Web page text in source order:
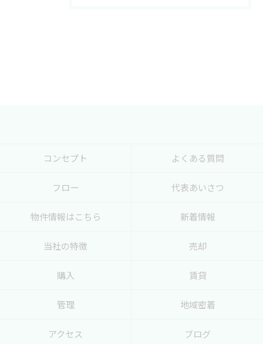
コンセプト よくある質問
フロー 代表あいさつ
物件情報はこちら 新着情報
当社の特徴 売却
購入 賃貸
管理 地域密着
アクセス ブログ